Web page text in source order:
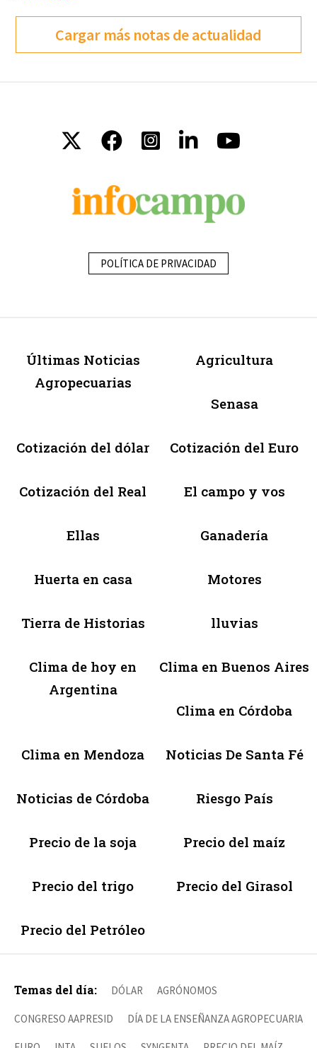
Cargar más notas de actualidad
POLÍTICA DE PRIVACIDAD
Últimas Noticias
Agropecuarias
Agricultura
Senasa
Cotización del dólar Cotización del Euro
Cotización del Real El campo y vos
Ellas Ganadería
Huerta en casa Motores
Tierra de Historias lluvias
Clima de hoy en
Argentina
Clima en Buenos Aires
Clima en Córdoba
Clima en Mendoza Noticias De Santa Fé
Noticias de Córdoba Riesgo País
Precio de la soja Precio del maíz
Precio del trigo Precio del Girasol
Precio del Petróleo
Temas del día: DÓLAR AGRÓNOMOS
CONGRESO AAPRESID DÍA DE LA ENSEÑANZA AGROPECUARIA